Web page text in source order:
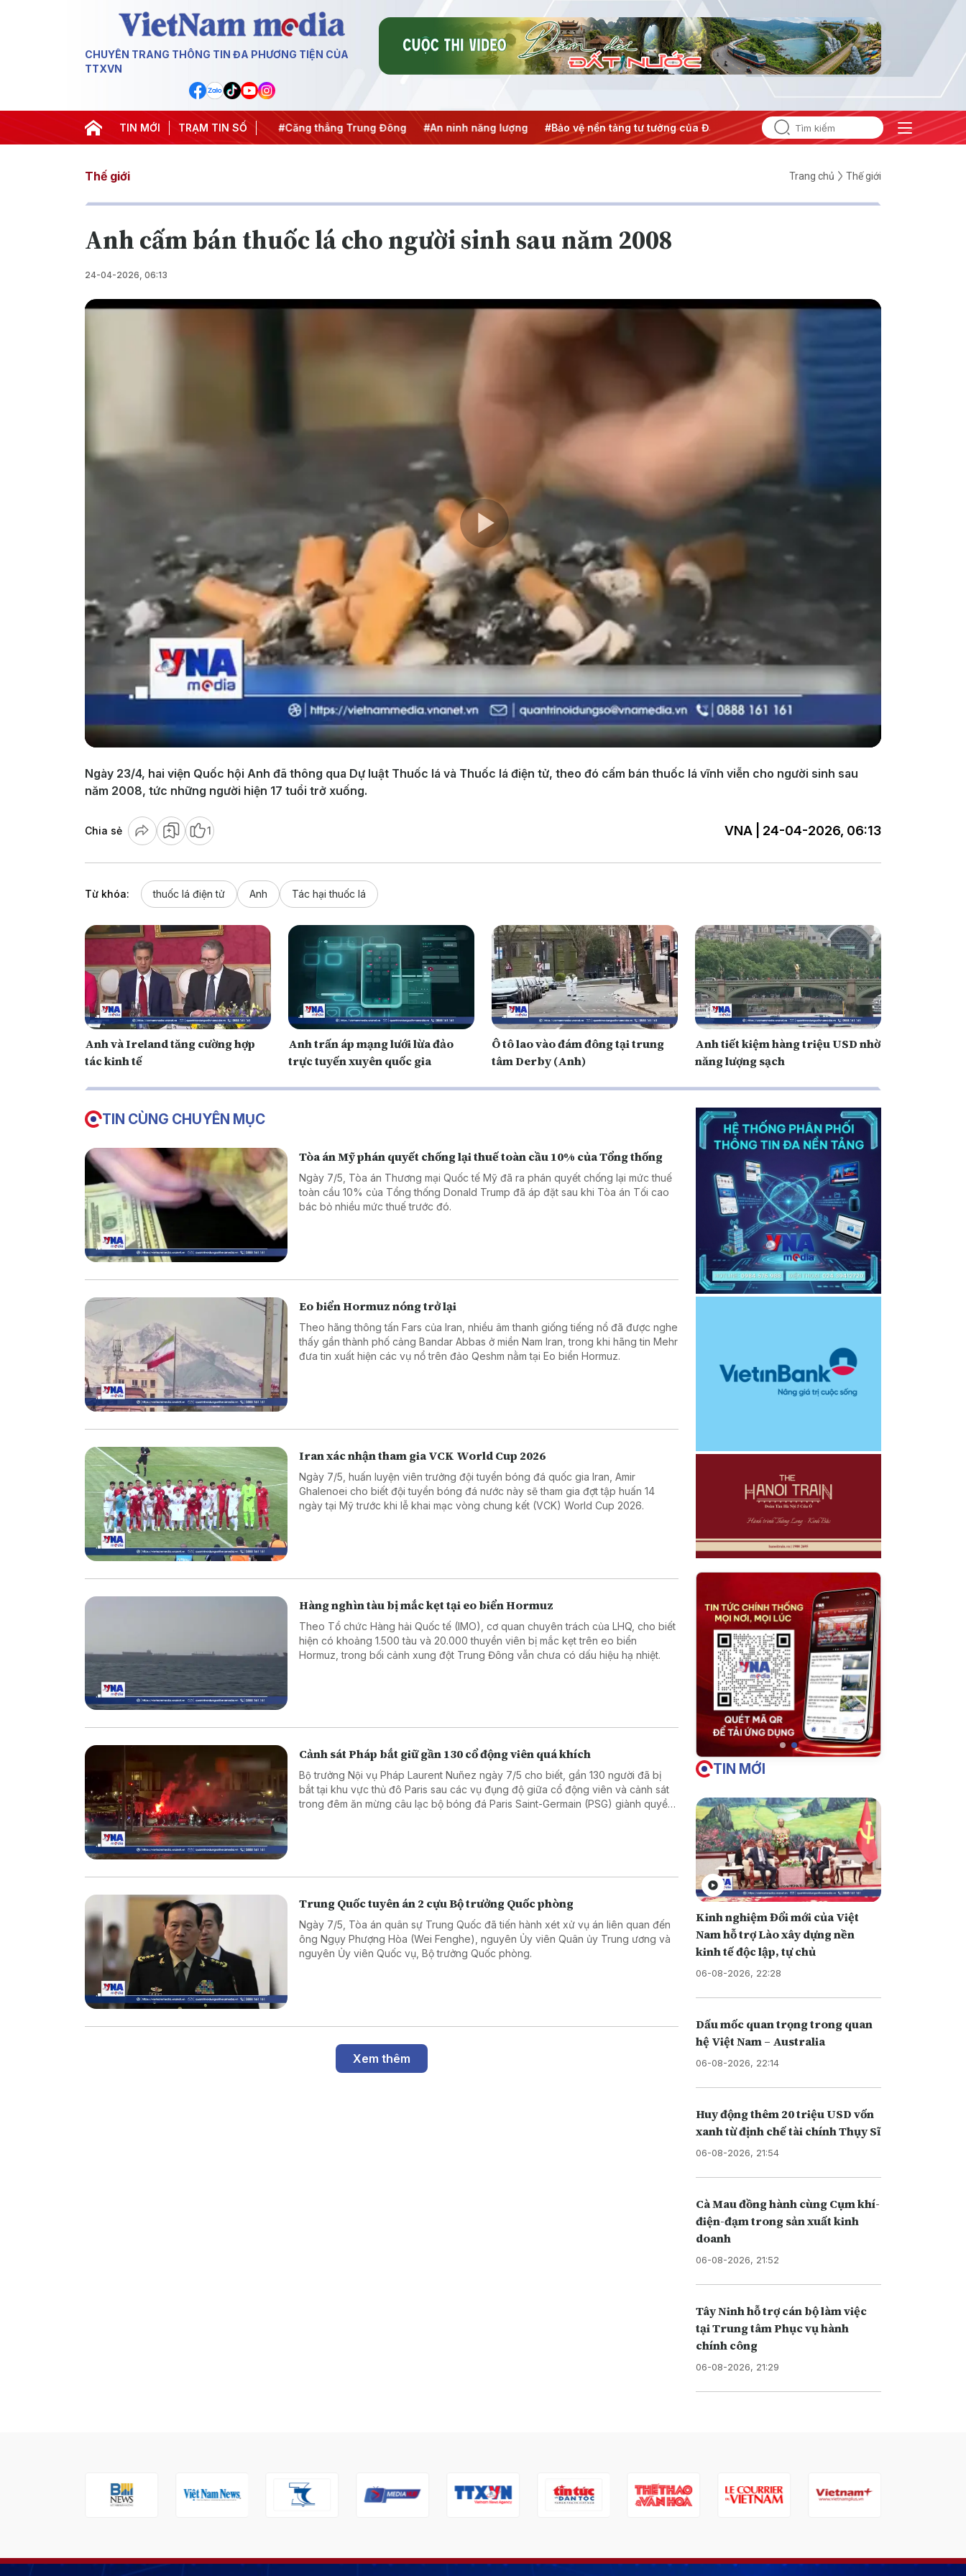
CHUYÊN TRANG THÔNG TIN ĐA PHƯƠNG TIỆN CỦA
TTXVN
TIN MỚI TRẠM TIN SỐ
dịch 500 ngày đêm #Chống khai thác IUU #Căng thẳng Trung Đông #An ninh năng lượng #Bảo vệ nền tảng tư tưởng của Đảng #Hội nghị Trung ương 3
Thế giới Trang chủ Thế giới
Anh cấm bán thuốc lá cho người sinh sau năm 2008
24-04-2026, 06:13
Play
Video
Ngày 23/4, hai viện Quốc hội Anh đã thông qua Dự luật Thuốc lá và Thuốc lá điện tử, theo đó cấm bán thuốc lá vĩnh viễn cho người sinh sau
năm 2008, tức những người hiện 17 tuổi trở xuống.
Chia sẻ 1 VNA | 24-04-2026, 06:13
Từ khóa: thuốc lá điện tử Anh Tác hại thuốc lá
Anh và Ireland tăng cường hợp
tác kinh tế
Anh trấn áp mạng lưới lừa đảo
trực tuyến xuyên quốc gia
Ô tô lao vào đám đông tại trung
tâm Derby (Anh)
Anh tiết kiệm hàng triệu USD nhờ
năng lượng sạch
TIN CÙNG CHUYÊN MỤC
Tòa án Mỹ phán quyết chống lại thuế toàn cầu 10% của Tổng thống
Ngày 7/5, Tòa án Thương mại Quốc tế Mỹ đã ra phán quyết chống lại mức thuế
toàn cầu 10% của Tổng thống Donald Trump đã áp đặt sau khi Tòa án Tối cao
bác bỏ nhiều mức thuế trước đó.
Eo biển Hormuz nóng trở lại
Theo hãng thông tấn Fars của Iran, nhiều âm thanh giống tiếng nổ đã được nghe
thấy gần thành phố cảng Bandar Abbas ở miền Nam Iran, trong khi hãng tin Mehr
đưa tin xuất hiện các vụ nổ trên đảo Qeshm nằm tại Eo biển Hormuz.
Iran xác nhận tham gia VCK World Cup 2026
Ngày 7/5, huấn luyện viên trưởng đội tuyển bóng đá quốc gia Iran, Amir
Ghalenoei cho biết đội tuyển bóng đá nước này sẽ tham gia đợt tập huấn 14
ngày tại Mỹ trước khi lễ khai mạc vòng chung kết (VCK) World Cup 2026.
Hàng nghìn tàu bị mắc kẹt tại eo biển Hormuz
Theo Tổ chức Hàng hải Quốc tế (IMO), cơ quan chuyên trách của LHQ, cho biết
hiện có khoảng 1.500 tàu và 20.000 thuyền viên bị mắc kẹt trên eo biển
Hormuz, trong bối cảnh xung đột Trung Đông vẫn chưa có dấu hiệu hạ nhiệt.
Cảnh sát Pháp bắt giữ gần 130 cổ động viên quá khích
Bộ trưởng Nội vụ Pháp Laurent Nuñez ngày 7/5 cho biết, gần 130 người đã bị
bắt tại khu vực thủ đô Paris sau các vụ đụng độ giữa cổ động viên và cảnh sát
trong đêm ăn mừng câu lạc bộ bóng đá Paris Saint-Germain (PSG) giành quyền
Trung Quốc tuyên án 2 cựu Bộ trưởng Quốc phòng
Ngày 7/5, Tòa án quân sự Trung Quốc đã tiến hành xét xử vụ án liên quan đến
ông Ngụy Phượng Hòa (Wei Fenghe), nguyên Ủy viên Quân ủy Trung ương và
nguyên Ủy viên Quốc vụ, Bộ trưởng Quốc phòng.
Xem thêm
TIN MỚI
Kinh nghiệm Đổi mới của Việt
Nam hỗ trợ Lào xây dựng nền
kinh tế độc lập, tự chủ
06-08-2026, 22:28
Dấu mốc quan trọng trong quan
hệ Việt Nam – Australia
06-08-2026, 22:14
Huy động thêm 20 triệu USD vốn
xanh từ định chế tài chính Thụy Sĩ
06-08-2026, 21:54
Cà Mau đồng hành cùng Cụm khí-
điện-đạm trong sản xuất kinh
doanh
06-08-2026, 21:52
Tây Ninh hỗ trợ cán bộ làm việc
tại Trung tâm Phục vụ hành
chính công
06-08-2026, 21:29